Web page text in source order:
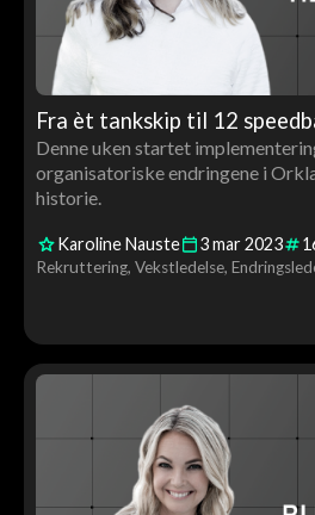
Fra èt tankskip til 12
Denne uken startet
organisatoriske endringene i
historie.
Karoline Nauste 3mar2023
Rekruttering Vekstledelse